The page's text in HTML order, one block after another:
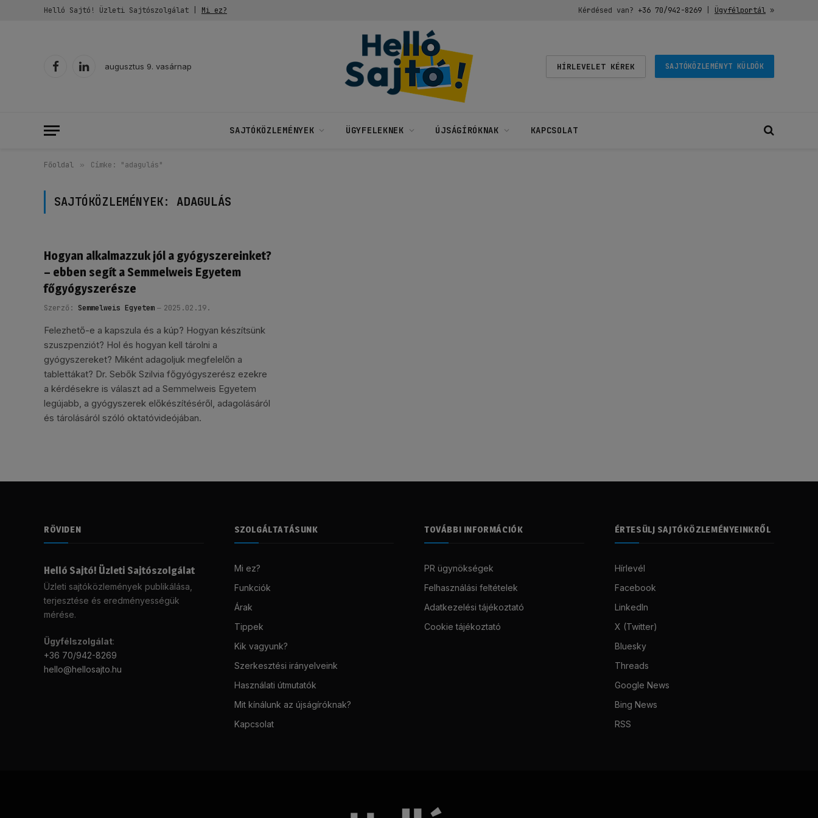
Helló Sajtó! Üzleti Sajtószolgálat | Mi ez? Kérdésed van? +36 70/942-8269| Ügyfélportál»
FacebookLinkedIn
augusztus 9. vasárnap HÍRLEVELET KÉREK SAJTÓKÖZLEMÉNYT KÜLDÖK
SAJTÓKÖZLEMÉNYEK ÜGYFELEKNEK ÚJSÁGÍRÓKNAK KAPCSOLAT
Főoldal » Címke: "adagulás"
SAJTÓKÖZLEMÉNYEK:ADAGULÁS
Hogyan alkalmazzuk jól a gyógyszereinket?
– ebben segít a Semmelweis Egyetem
főgyógyszerésze
Szerző: Semmelweis Egyetem 2025.02.19.
Felezhető-e a kapszula és a kúp? Hogyan készítsünk
szuszpenziót? Hol és hogyan kell tárolni a
gyógyszereket? Miként adagoljuk megfelelőn a
tablettákat? Dr. Sebők Szilvia főgyógyszerész ezekre
a kérdésekre is választ ad a Semmelweis Egyetem
legújabb, a gyógyszerek előkészítéséről, adagolásáról
és tárolásáról szóló oktatóvideójában.
RÖVIDEN
Helló Sajtó! Üzleti Sajtószolgálat
Üzleti sajtóközlemények publikálása,
terjesztése és eredményességük
mérése.
Ügyfélszolgálat:
+36 70/942-8269
hello@hellosajto.hu
SZOLGÁLTATÁSUNK
Mi ez?
Funkciók
Árak
Tippek
Kik vagyunk?
Szerkesztési irányelveink
Használati útmutatók
Mit kínálunk az újságíróknak?
Kapcsolat
TOVÁBBI INFORMÁCIÓK
PR ügynökségek
Felhasználási feltételek
Adatkezelési tájékoztató
Cookie tájékoztató
ÉRTESÜLJ SAJTÓKÖZLEMÉNYEINKRŐL
Hírlevél
Facebook
LinkedIn
X (Twitter)
Bluesky
Threads
Google News
Bing News
RSS